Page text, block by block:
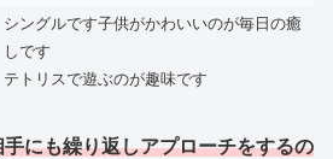
シングルです子供がかわいいのが毎日の癒
しです
テトリスで遊ぶのが趣味です
にも繰り返しアプローチをするの